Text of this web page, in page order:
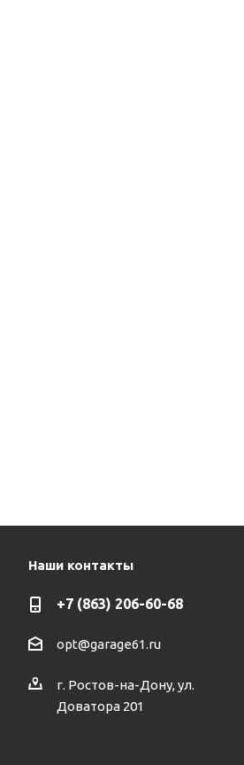
Наши контакты
+7 (863) 206-60-68
opt@garage61.ru
г. Ростов-на-Дону, ул.
Доватора 201